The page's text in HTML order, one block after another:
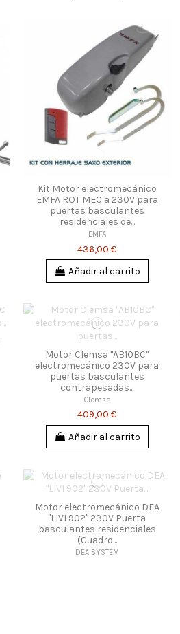
Kit Motor electromecánico
EMFA ROT MEC a 230V para
puertas basculantes
residenciales de...
EMFA
436,00 €
Añadir al carrito
Motor Clemsa "AB10BC"
electromecánico 230V para
puertas basculantes
contrapesadas...
Clemsa
409,00 €
Añadir al carrito
Motor electromecánico DEA
"LIVI 902" 230V Puerta
basculantes residenciales
(Cuadro...
DEA SYSTEM